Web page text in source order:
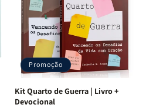
Promoção
Kit Quarto de Guerra | Livro +
Devocional